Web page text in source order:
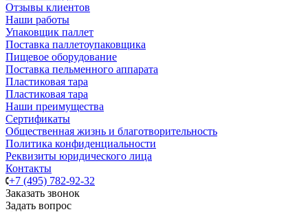
Отзывы клиентов
Наши работы
Упаковщик паллет
Поставка паллетоупаковщика
Пищевое оборудование
Поставка пельменного аппарата
Пластиковая тара
Пластиковая тара
Наши преимущества
Сертификаты
Общественная жизнь и благотворительность
Политика конфиденциальности
Реквизиты юридического лица
Контакты
+7 (495) 782-92-32
Заказать звонок
Задать вопрос